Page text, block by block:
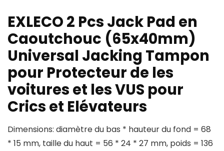
EXLECO 2 Pcs Jack Pad en
Caoutchouc (65x40mm)
Universal Jacking Tampon
pour Protecteur de les
voitures et les VUS pour
Crics et Elévateurs
Dimensions: diamètre du bas * hauteur du fond = 68
* 15 mm, taille du haut = 56 * 24 * 27 mm, poids = 136